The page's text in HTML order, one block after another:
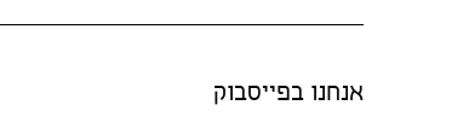
אנחנו בפייסבוק